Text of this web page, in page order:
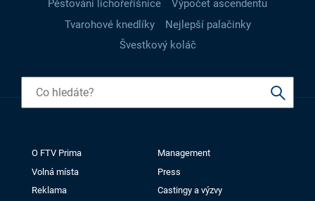
Pěstování lichořeřišnice
Výpočet ascendentu
Tvarohové knedlíky
Nejlepší palačinky
Švestkový koláč
O FTV Prima
Management
Volná místa
Press
Reklama
Castingy a výzvy